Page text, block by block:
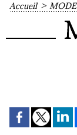
Accueil > MODE